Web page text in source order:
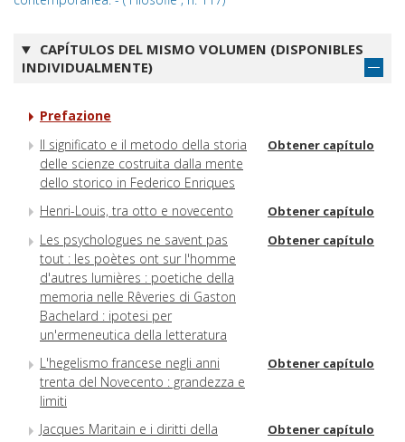
CAPÍTULOS DEL MISMO VOLUMEN (DISPONIBLES
INDIVIDUALMENTE)
Prefazione
Il significato e il metodo della storia
delle scienze costruita dalla mente
dello storico in Federico Enriques
Obtener capítulo
Henri-Louis, tra otto e novecento Obtener capítulo
Les psychologues ne savent pas
tout : les poètes ont sur l'homme
d'autres lumières : poetiche della
memoria nelle Rêveries di Gaston
Bachelard : ipotesi per
un'ermeneutica della letteratura
Obtener capítulo
L'hegelismo francese negli anni
trenta del Novecento : grandezza e
limiti
Obtener capítulo
Jacques Maritain e i diritti della
Obtener capítulo